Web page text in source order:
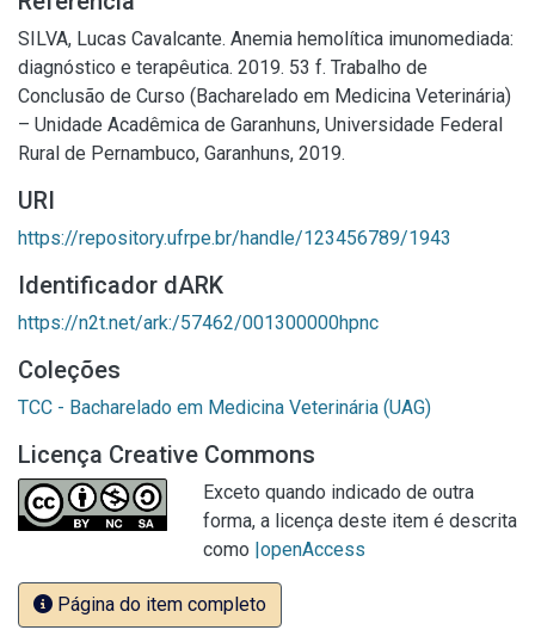
SILVA, Lucas Cavalcante. Anemia hemolítica imunomediada:
diagnóstico e terapêutica. 2019. 53 f. Trabalho de
Conclusão de Curso (Bacharelado em Medicina Veterinária)
– Unidade Acadêmica de Garanhuns, Universidade Federal
Rural de Pernambuco, Garanhuns, 2019.
URI
https://repository.ufrpe.br/handle/123456789/1943
Identificador dARK
https://n2t.net/ark:/57462/001300000hpnc
Coleções
TCC - Bacharelado em Medicina Veterinária (UAG)
Licença Creative Commons
Exceto quando indicado de outra
forma, a licença deste item é descrita
como |openAccess
Página do item completo